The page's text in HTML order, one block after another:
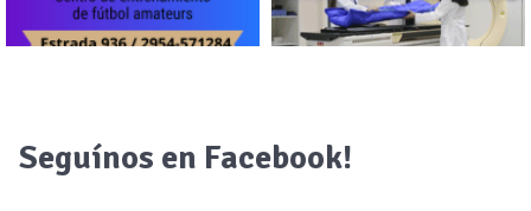
Seguínos en Facebook!